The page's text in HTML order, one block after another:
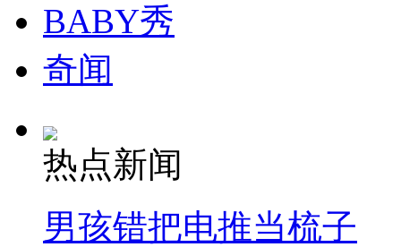
安徽一实载49人客车翻车
走！跟着总书记去植树
消防员救轻生者 花炮节热闹非凡 减压"枕头大战"
BABY秀
奇闻
热点新闻
男孩错把电推当梳子